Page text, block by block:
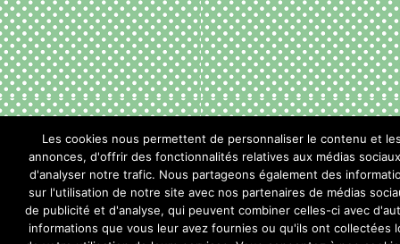
Les cookies nous permettent de personnaliser le contenu et
annonces, d'offrir des fonctionnalités relatives aux médias
d'analyser notre trafic. Nous partageons également des
sur l'utilisation de notre site avec nos partenaires de médias
de publicité et d'analyse, qui peuvent combiner celles-ci avec
informations que vous leur avez fournies ou qu'ils ont collectées